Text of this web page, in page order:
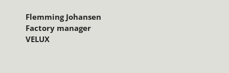
Flemming Johansen
Factory manager
VELUX